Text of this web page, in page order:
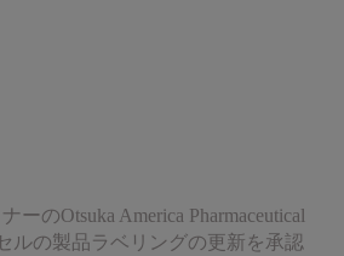
ーのOtsuka America Pharmaceutical
ルの製品ラベリングの更新を承認